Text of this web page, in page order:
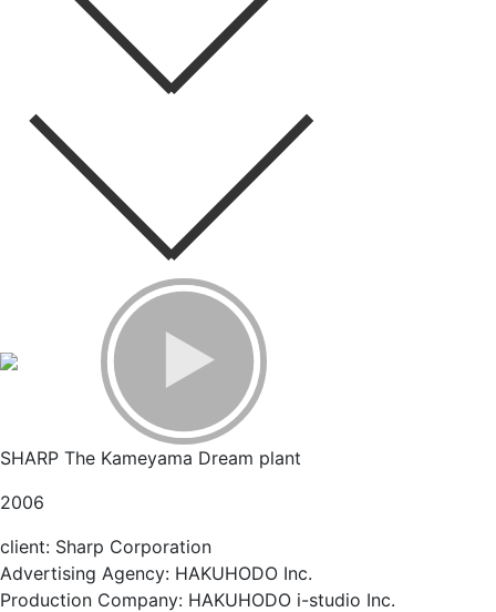
SHARP The Kameyama Dream plant
2006
client: Sharp Corporation
Advertising Agency: HAKUHODO Inc.
Production Company: HAKUHODO i-studio Inc.